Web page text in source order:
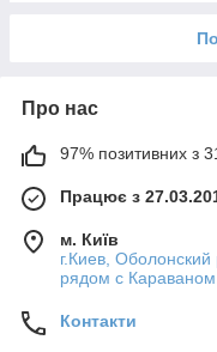
Про нас
97% позитивних з
Працює з
м. Київ
г.Киев,
рядом с
Контакти